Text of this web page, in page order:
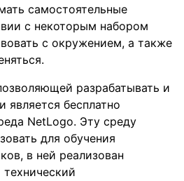
самостоятельные
с некоторым набором
с окружением, а также
разрабатывать и
является бесплатно
NetLogo. Эту среду
для обучения
в ней реализован